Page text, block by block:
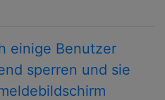
einige Benutzer
sperren und sie